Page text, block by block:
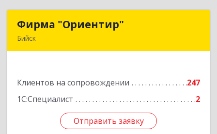
Фирма "Ориентир"
Бийск
Клиентов на сопровождении
247
1С:Специалист
2
Отправить заявку
Фирма "Ориентир"
Подробнее
Отправить заявку